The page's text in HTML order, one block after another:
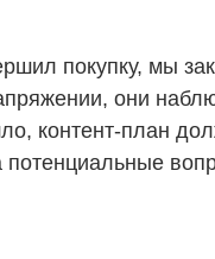
покупку, мы
они
контент-план